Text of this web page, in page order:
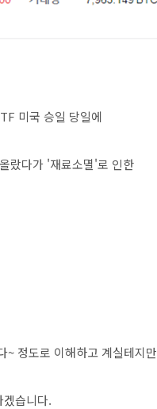
미국 승일 당일에
랐다가 '재료소멸'로 인한
~ 정도로 이해하고 계실테지만
습니다.